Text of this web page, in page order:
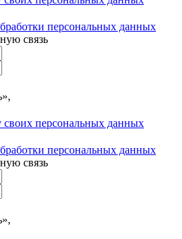
персональных данных
связь
своих персональных данных
персональных данных
связь